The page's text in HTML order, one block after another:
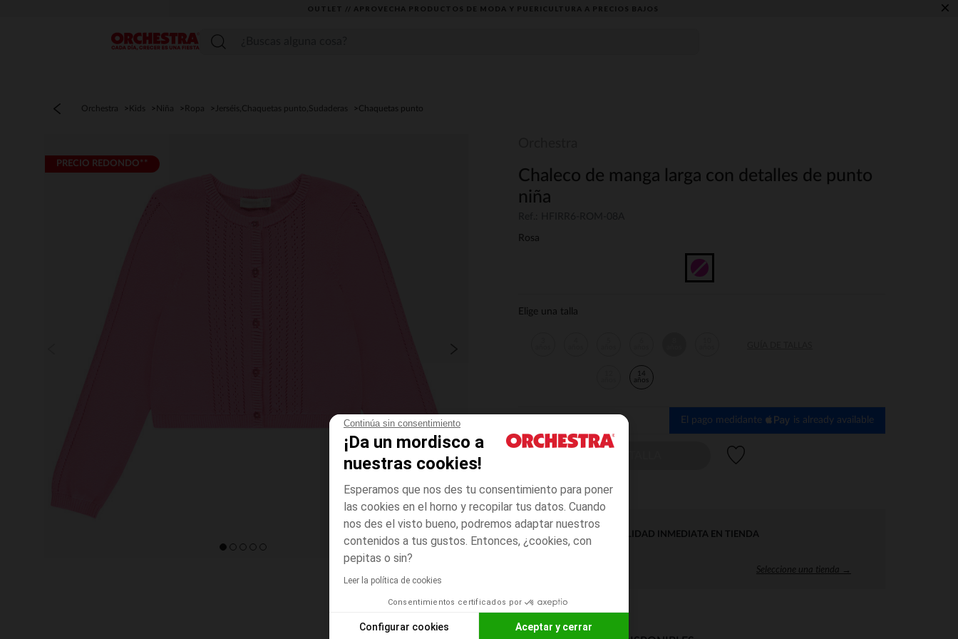
Continúa sin consentimiento
¡Da un mordisco a
nuestras cookies!
Esperamos que nos des tu consentimiento para poner
las cookies en el horno y recopilar tus datos. Cuando
nos des el visto bueno, podremos adaptar nuestros
contenidos a tus gustos. Entonces, ¿cookies, con
pepitas o sin?
Leer la política de cookies
Consentimientos certificados por
Configurar cookies Aceptar y cerrar
OUTLET // APROVECHA PRODUCTOS DE MODA Y PUERICULTURA A PRECIOS BAJOS ×
Menú
Orchestra Kids Niña Ropa Jerséis,Chaquetas punto,Sudaderas Chaquetas punto
PRECIO REDONDO**
Chaleco de manga larga con detalles de punto
niña
Rosa
Elige una talla
14
años
El pago medidante is already available
DISPONIBILIDAD INMEDIATA EN TIENDA
Seleccione una tienda →